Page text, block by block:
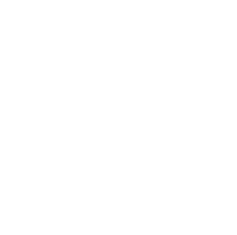
戦術核突かれたの
てことですよ
ちょうだいと
とで打ちまくってる
んですねそして